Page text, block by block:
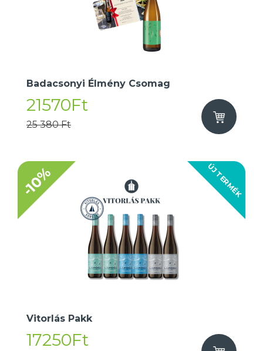
Badacsonyi Élmény Csomag
21570Ft
25 380 Ft
ÚJ TERMÉK
-10%
Vitorlás Pakk
17250Ft